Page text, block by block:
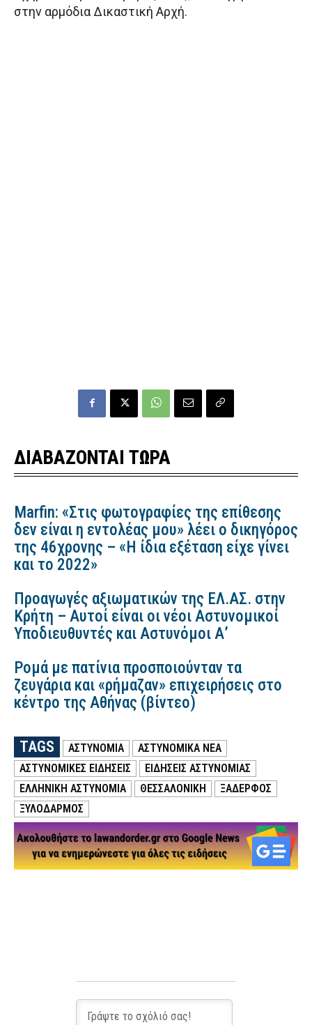
στην αρμόδια Δικαστική Αρχή.
ΔΙΑΒΑΖΟΝΤΑΙ ΤΩΡΑ
Marfin: «Στις φωτογραφίες της επίθεσης
δεν είναι η εντολέας μου» λέει ο δικηγόρος
της 46χρονης – «Η ίδια εξέταση είχε γίνει
και το 2022»
Προαγωγές αξιωματικών της ΕΛ.ΑΣ. στην
Κρήτη – Αυτοί είναι οι νέοι Αστυνομικοί
Υποδιευθυντές και Αστυνόμοι Α’
Ρομά με πατίνια προσποιούνταν τα
ζευγάρια και «ρήμαζαν» επιχειρήσεις στο
κέντρο της Αθήνας (βίντεο)
TAGS ΑΣΤΥΝΟΜΙΑ
ΑΣΤΥΝΟΜΙΚΑ ΝΕΑ
ΑΣΤΥΝΟΜΙΚΕΣ ΕΙΔΗΣΕΙΣ
ΕΙΔΗΣΕΙΣ ΑΣΤΥΝΟΜΙΑΣ
ΕΛΛΗΝΙΚΗ ΑΣΤΥΝΟΜΙΑ
ΘΕΣΣΑΛΟΝΙΚΗ
ΞΑΔΕΡΦΟΣ
ΞΥΛΟΔΑΡΜΟΣ